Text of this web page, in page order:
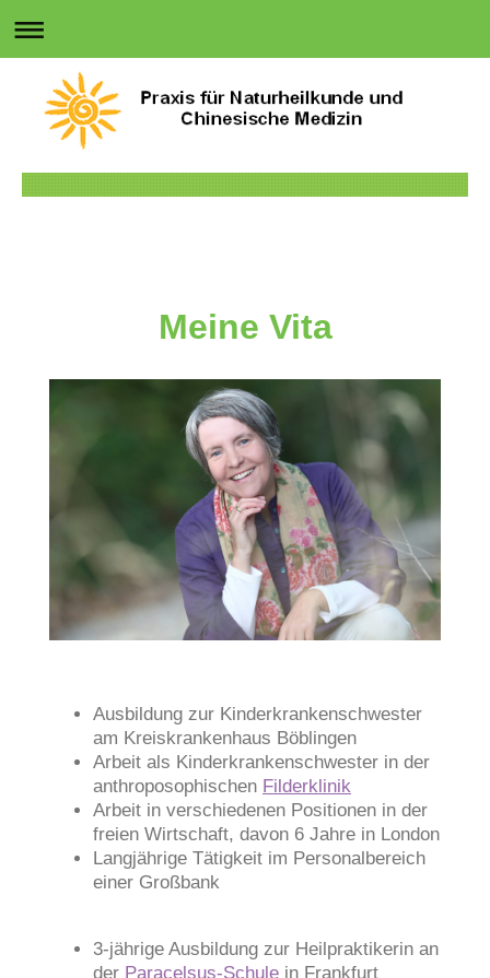
Meine Vita
Ausbildung zur Kinderkrankenschwester
am Kreiskrankenhaus Böblingen
Arbeit als Kinderkrankenschwester in der
anthroposophischen Filderklinik
Arbeit in verschiedenen Positionen in der
freien Wirtschaft, davon 6 Jahre in London
Langjährige Tätigkeit im Personalbereich
einer Großbank
3-jährige Ausbildung zur Heilpraktikerin an
der Paracelsus-Schule in Frankfurt